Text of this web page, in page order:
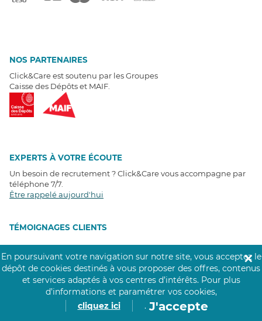
NOS PARTENAIRES
Click&Care est soutenu par les Groupes
Caisse des Dépôts et MAIF.
EXPERTS À VOTRE ÉCOUTE
Un besoin de recrutement ? Click&Care vous accompagne par
téléphone 7/7
Être rappelé aujourd'hui
TÉMOIGNAGES CLIENTS
4,6/5
Avis clients récoltés sur
Google
En poursuivant votre navigation sur notre site, vous acceptez le
dépôt de cookies destinés à vous proposer des offres, contenus
et services adaptés à vos centres d’intérêts. Pour plus
d’informations et paramétrer vos cookies,
cliquez ici
. J'accepte
✕